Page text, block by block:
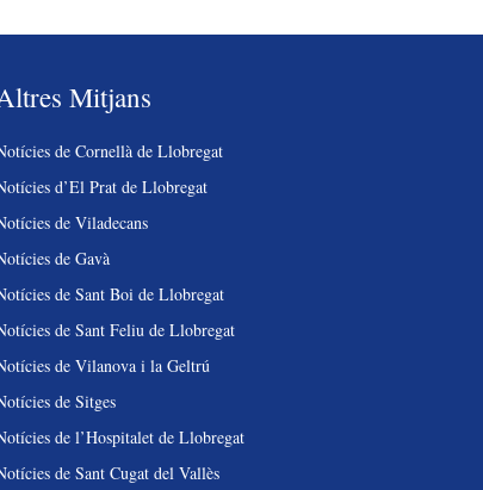
Mitjans
de Cornellà de Llobregat
d’El Prat de Llobregat
de Viladecans
de Gavà
de Sant Boi de Llobregat
de Sant Feliu de Llobregat
de Vilanova i la Geltrú
de Sitges
de l’Hospitalet de Llobregat
de Sant Cugat del Vallès